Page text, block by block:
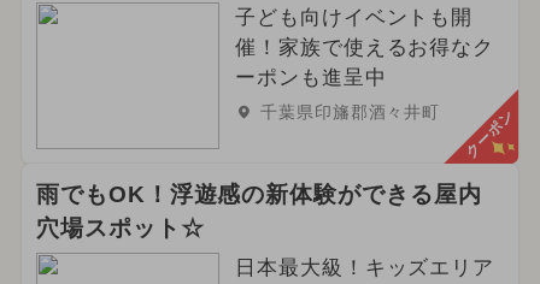
子ども向けイベントも開
催！家族で使えるお得なク
ーポンも進呈中
千葉県印旛郡酒々井町 クーポン
雨でもOK！浮遊感の新体験ができる屋内
穴場スポット☆
日本最大級！キッズエリア